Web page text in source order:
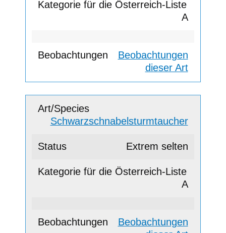
A
Beobachtungen
dieser Art
Schwarzschnabelsturmtaucher
Extrem selten
A
Beobachtungen